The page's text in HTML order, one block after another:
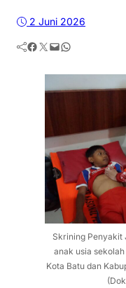
2 Juni 2026
Facebook Twitter Mail WhatsApp
Skrining Penyakit
anak usia
Kota Batu dan